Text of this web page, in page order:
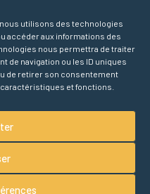
utilisons des technologies
accéder aux informations des
nous permettra de traiter
de navigation ou les ID uniques
de retirer son consentement
et fonctions.
Liens rapides
Accueil
Agenda des conférences
Partenaires
À propos